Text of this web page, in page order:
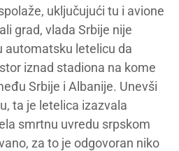
uključujući tu i avione
grad, vlada Srbije nije
automatsku letelicu da
iznad stadiona na kome
Srbije i Albanije. Unevši
ta je letelica izazvala
smrtnu uvredu srpskom
za to je odgovoran niko